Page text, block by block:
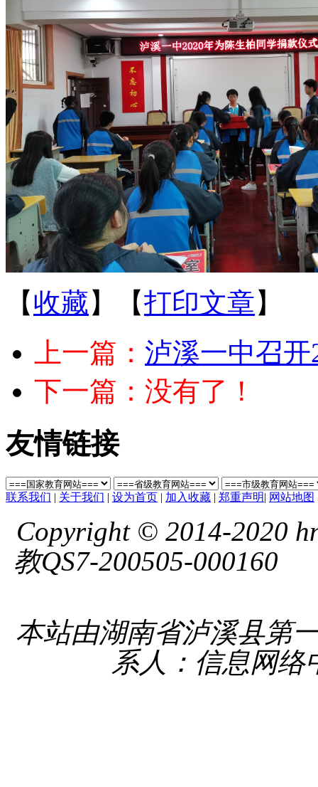
【收藏】【打印文章】
上一篇： 泸溪一中召
下一篇：没有了！
友情链接
联系我们 | 关于我们 | 设为首页 | 加入收藏 | 郑重声明| 网站地图
Copyright © 2014-2020
教QS7-200505-000160
本站由湖南省泸溪县第
系人：信息网络